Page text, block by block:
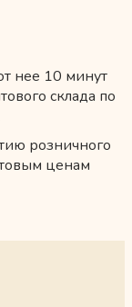
нее 10 минут
склада по
розничного
ценам